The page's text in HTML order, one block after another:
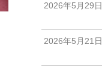
2026年5月29日
2026年5月21日